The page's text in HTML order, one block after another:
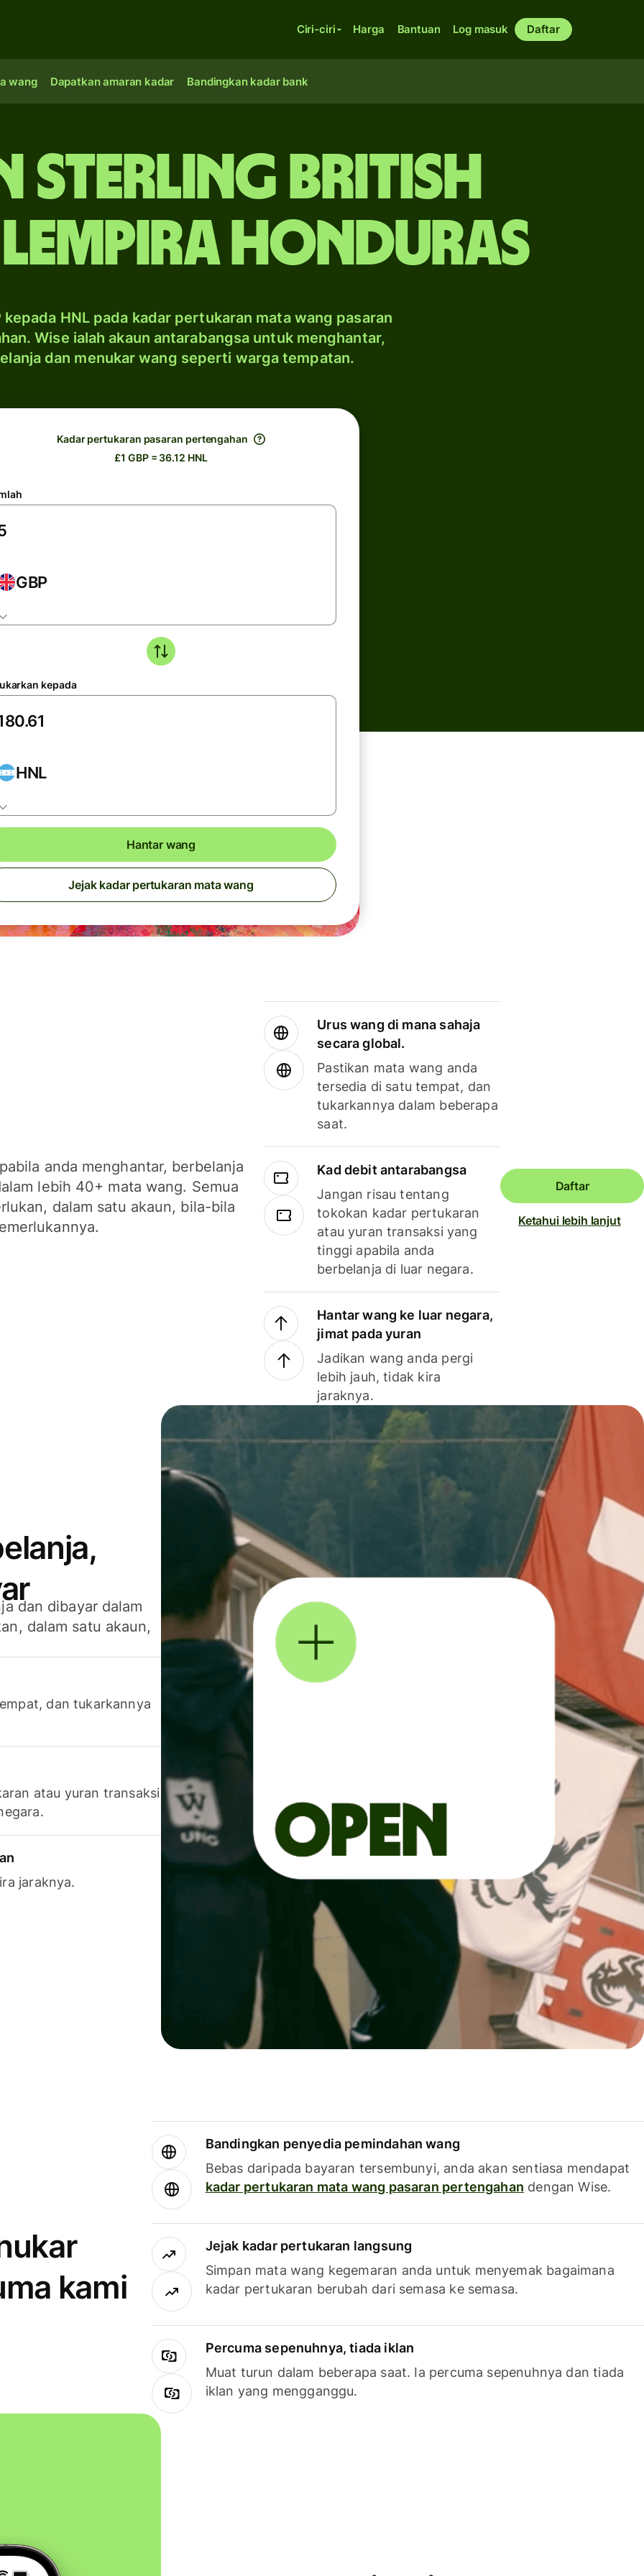
Ciri-ciri Harga Bantuan Log masuk Daftar
wang Dapatkan amaran kadar Bandingkan kadar bank
sterling British
lempira Honduras
kepada HNL pada kadar pertukaran mata wang pasaran
Wise ialah akaun antarabangsa untuk menghantar,
dan menukar wang seperti warga tempatan.
Kadar pertukaran pasaran pertengahan
£1 GBP = 36.12 HNL
GBP
kepada
HNL
Hantar wang
Jejak kadar pertukaran mata wang
anda menghantar, berbelanja
lebih 40+ mata wang. Semua
dalam satu akaun, bila-bila
Urus wang di mana sahaja
secara global.
Pastikan mata wang anda
tersedia di satu tempat, dan
tukarkannya dalam beberapa
saat.
Kad debit antarabangsa
Jangan risau tentang
tokokan kadar pertukaran
atau yuran transaksi yang
tinggi apabila anda
berbelanja di luar negara.
Hantar wang ke luar negara,
jimat pada yuran
Jadikan wang anda pergi
lebih jauh, tidak kira
jaraknya.
Daftar
Ketahui lebih lanjut
dan dibayar dalam
dalam satu akaun,
dan tukarkannya
atau yuran transaksi
jaraknya.
kami
Bandingkan penyedia pemindahan wang
Bebas daripada bayaran tersembunyi, anda akan sentiasa mendapat
kadar pertukaran mata wang pasaran pertengahan dengan Wise.
Jejak kadar pertukaran langsung
Simpan mata wang kegemaran anda untuk menyemak bagaimana
kadar pertukaran berubah dari semasa ke semasa.
Percuma sepenuhnya, tiada iklan
Muat turun dalam beberapa saat. Ia percuma sepenuhnya dan tiada
iklan yang mengganggu.